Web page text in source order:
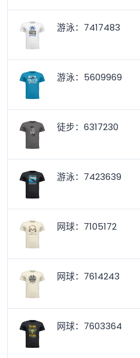
游泳：7417483
游泳：5609969
徒步：6317230
游泳：7423639
网球：7105172
网球：7614243
网球：7603364